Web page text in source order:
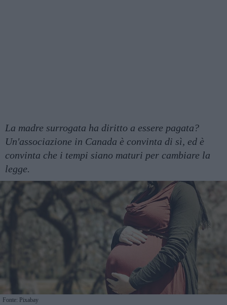
La madre surrogata ha diritto a essere pagata?
Un'associazione in Canada è convinta di sì, ed è
convinta che i tempi siano maturi per cambiare la
legge.
Fonte: Pixabay